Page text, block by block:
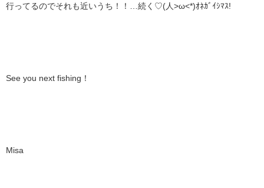
行ってるのでそれも近いうち！！…続く♡(人>ω<*)ｵﾈｶﾞｲｼﾏｽ!
See you next fishing！
Misa